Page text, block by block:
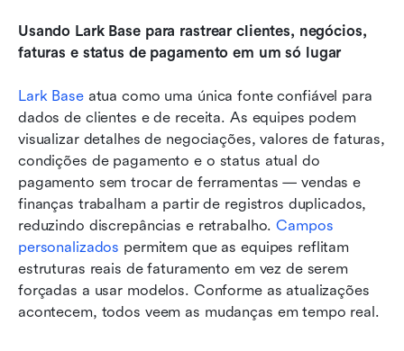
Usando Lark Base para rastrear clientes, negócios,
faturas e status de pagamento em um só lugar
Lark Base atua como uma única fonte confiável para
dados de clientes e de receita. As equipes podem
visualizar detalhes de negociações, valores de faturas,
condições de pagamento e o status atual do
pagamento sem trocar de ferramentas — vendas e
finanças trabalham a partir de registros duplicados,
reduzindo discrepâncias e retrabalho. Campos
personalizados permitem que as equipes reflitam
estruturas reais de faturamento em vez de serem
forçadas a usar modelos. Conforme as atualizações
acontecem, todos veem as mudanças em tempo real.